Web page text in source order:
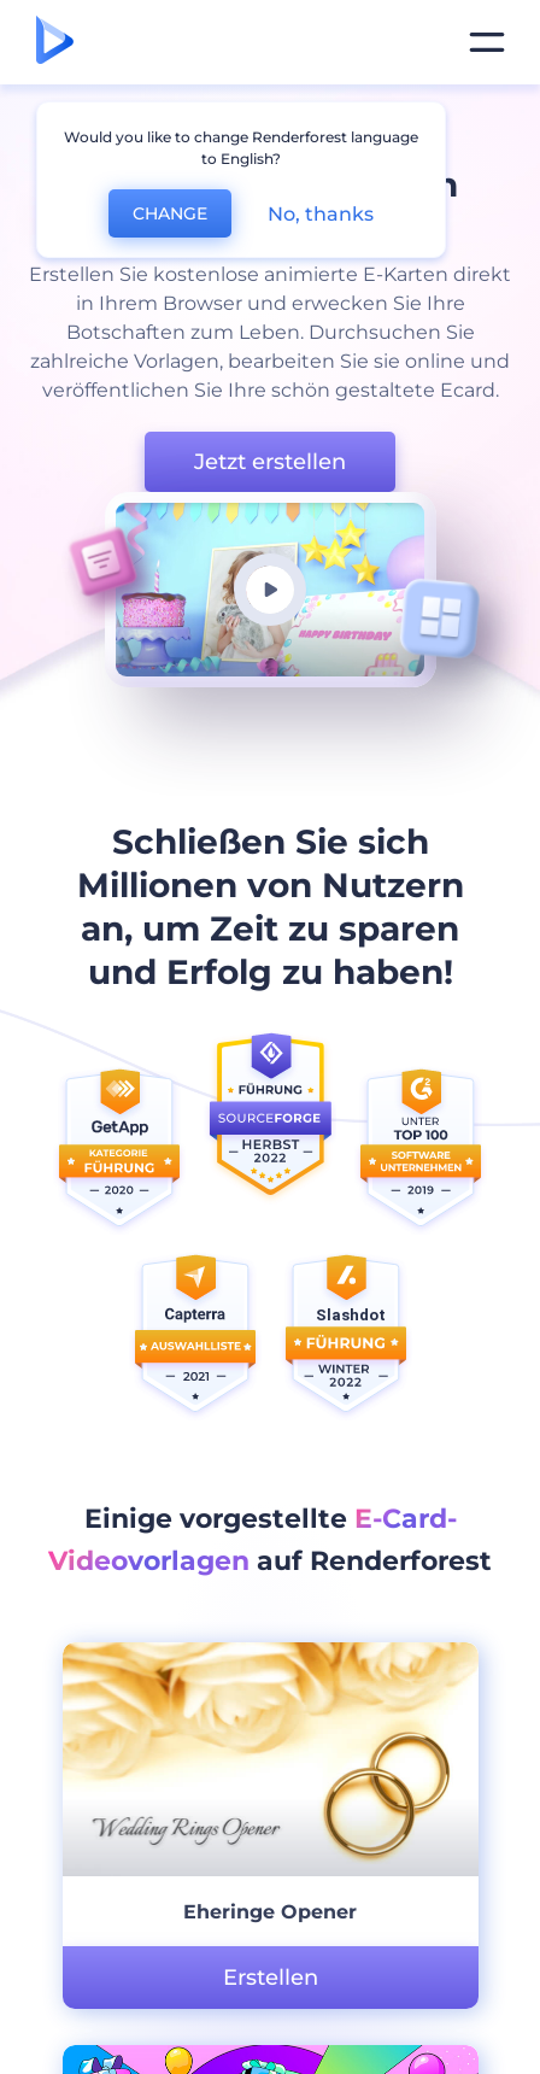
Animierte
Geburtstagskarten
in
Minutenschnelle
Erstellen Sie kostenlose animierte E-Karten direkt
in Ihrem Browser und erwecken Sie Ihre
Botschaften zum Leben. Durchsuchen Sie
zahlreiche Vorlagen, bearbeiten Sie sie online und
veröffentlichen Sie Ihre schön gestaltete Ecard.
Jetzt erstellen
Schließen Sie sich
Millionen von Nutzern
an, um Zeit zu sparen
und Erfolg zu haben!
Einige vorgestellte E-Card-
Videovorlagen auf Renderforest
Eheringe Opener
Erstellen
Would you like to change Renderforest language
to English?
CHANGE No, thanks